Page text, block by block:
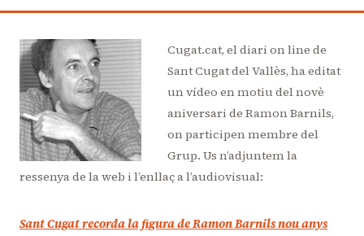
Cugat.cat, el diari on line de
Sant Cugat del Vallès, ha editat
un vídeo en motiu del novè
aniversari de Ramon Barnils,
on participen membre del
Grup. Us n’adjuntem la
ressenya de la web i l’enllaç a l’audiovisual:
Sant Cugat recorda la figura de Ramon Barnils nou anys